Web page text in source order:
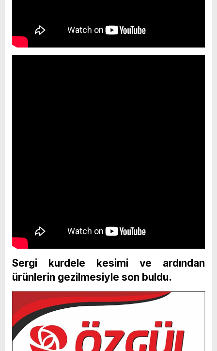
Sergi kurdele kesimi ve ardından
ürünlerin gezilmesiyle son buldu.